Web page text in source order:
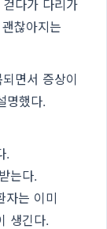
다가 다리가
찮아지는
면서 증상이
명했다.
.
는다.
자는 이미
생긴다.